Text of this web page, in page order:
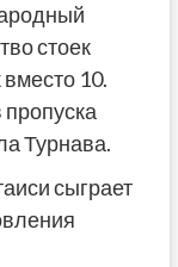
стоек
вместо 10.
Турнава.
сыграет